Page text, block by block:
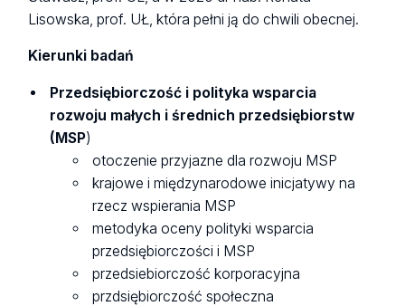
Lisowska, prof. UŁ, która pełni ją do chwili obecnej.
Kierunki badań
Przedsiębiorczość i polityka wsparcia
rozwoju małych i średnich przedsiębiorstw
(MSP)
otoczenie przyjazne dla rozwoju MSP
krajowe i międzynarodowe inicjatywy na
rzecz wspierania MSP
metodyka oceny polityki wsparcia
przedsiębiorczości i MSP
przedsiebiorczość korporacyjna
przdsiębiorczość społeczna